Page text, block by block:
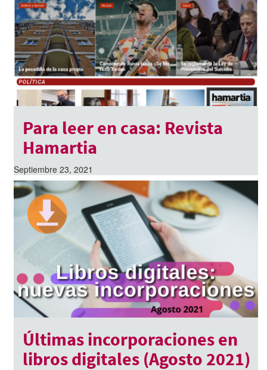
Para leer en casa: Revista
Hamartia
Septiembre 23, 2021
Últimas incorporaciones en
libros digitales (Agosto 2021)